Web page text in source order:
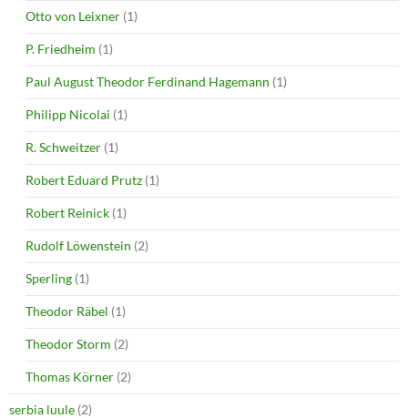
Otto von Leixner (1)
P. Friedheim (1)
Paul August Theodor Ferdinand Hagemann (1)
Philipp Nicolai (1)
R. Schweitzer (1)
Robert Eduard Prutz (1)
Robert Reinick (1)
Rudolf Löwenstein (2)
Sperling (1)
Theodor Räbel (1)
Theodor Storm (2)
Thomas Körner (2)
serbia luule (2)